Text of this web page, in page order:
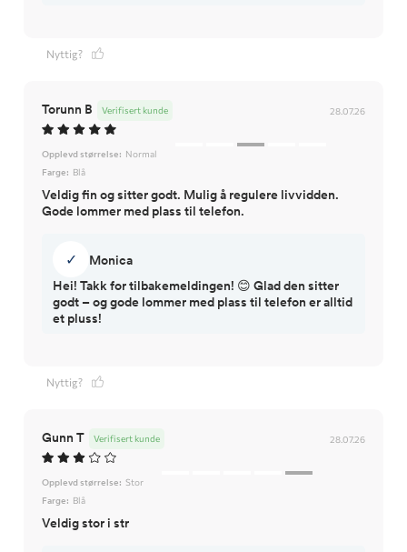
Nyttig?
Torunn B 28.07.26
Verifisert kunde
Opplevd størrelse: Normal
Farge: Blå
Veldig fin og sitter godt. Mulig å regulere livvidden.
Gode lommer med plass til telefon.
✓
Monica
Hei! Takk for tilbakemeldingen! 😊 Glad den sitter
godt – og gode lommer med plass til telefon er alltid
et pluss!
Nyttig?
Gunn T 28.07.26
Verifisert kunde
Opplevd størrelse: Stor
Farge: Blå
Veldig stor i str